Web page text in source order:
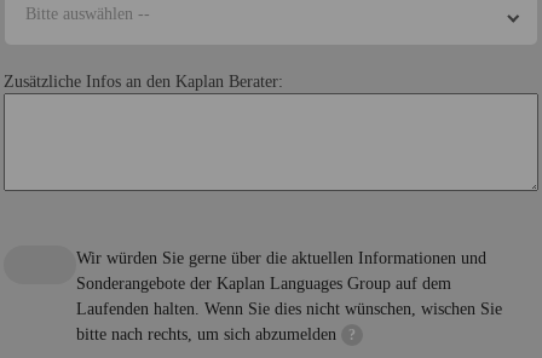
Bitte auswählen --
Zusätzliche Infos an den Kaplan Berater:
Wir würden Sie gerne über die aktuellen Informationen und
Sonderangebote der Kaplan Languages Group auf dem
Laufenden halten. Wenn Sie dies nicht wünschen, wischen Sie
bitte nach rechts, um sich abzumelden
?